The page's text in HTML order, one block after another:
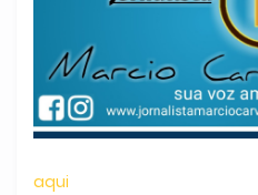
aqui